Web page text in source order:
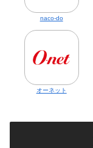
naco-do
オーネット